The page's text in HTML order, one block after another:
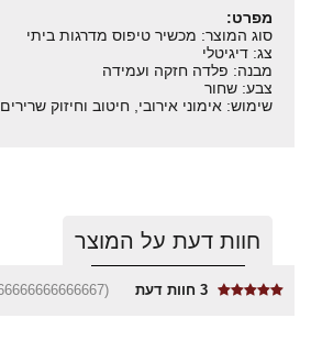
מפרט:
סוג המוצר: מכשיר טיפוס מדרגות ביתי
צג: דיגיטלי
מבנה: פלדה חזקה ועמידה
צבע: שחור
שימוש: אימוני אירובי, חיטוב וחיזוק שרירים
חוות דעת על המוצר
3 חוות דעת (4.66666666666667 מתוך 5 כוכבים)